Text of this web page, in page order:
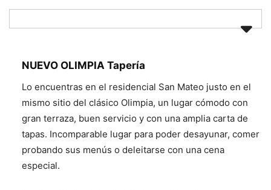
NUEVO OLIMPIA Tapería
Lo encuentras en el residencial San Mateo justo en el
mismo sitio del clásico Olimpia, un lugar cómodo con
gran terraza, buen servicio y con una amplia carta de
tapas. Incomparable lugar para poder desayunar, comer
probando sus menús o deleitarse con una cena
especial.